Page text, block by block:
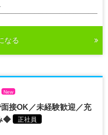
なる
New
接OK／未経験歓迎／充
◆
正社員